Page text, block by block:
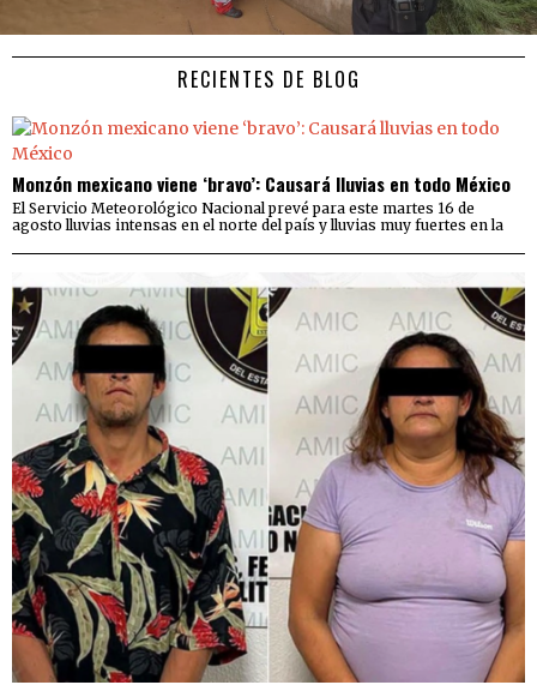
RECIENTES DE BLOG
Monzón mexicano viene ‘bravo’: Causará lluvias en todo México
El Servicio Meteorológico Nacional prevé para este martes 16 de
agosto lluvias intensas en el norte del país y lluvias muy fuertes en la